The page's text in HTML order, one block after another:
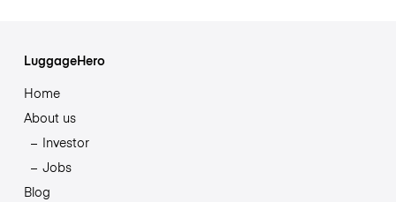
LuggageHero
Home
About us
Investor
Jobs
Blog